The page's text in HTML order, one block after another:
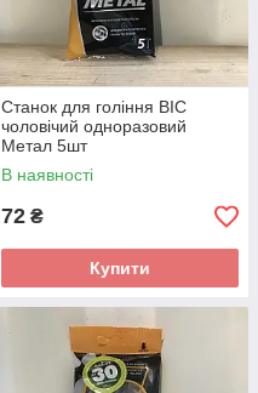
Станок для гоління BIC
чоловічий одноразовий
Метал 5шт
В наявності
72 ₴
Купити